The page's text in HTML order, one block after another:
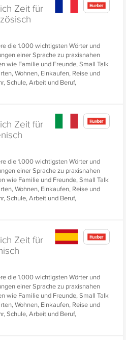
Zeit für
die 1.000 wichtigsten Wörter und
einer Sprache zu praxisnahen
wie Familie und Freunde, Small Talk
Wohnen, Einkaufen, Reise und
Schule, Arbeit und Beruf,
Gesundheit, Freizeit und
Zeit für
die 1.000 wichtigsten Wörter und
einer Sprache zu praxisnahen
wie Familie und Freunde, Small Talk
Wohnen, Einkaufen, Reise und
Schule, Arbeit und Beruf,
Gesundheit, Freizeit und
Zeit für
die 1.000 wichtigsten Wörter und
einer Sprache zu praxisnahen
wie Familie und Freunde, Small Talk
Wohnen, Einkaufen, Reise und
Schule, Arbeit und Beruf,
Gesundheit, Freizeit und